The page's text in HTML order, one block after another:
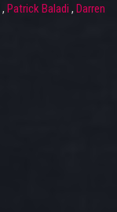
, Patrick Baladi , Darren